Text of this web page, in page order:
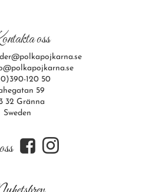
oss
120 50
59
32 Gränna
Sweden
f i